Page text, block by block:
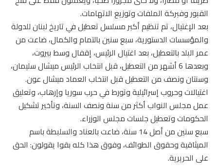
القبور وفبركة الملفات وتوزيع الاتهامات.
بعد الإغتيال، تم تنظيم أكبر مسلسل تعطيل في تاريخ لبنان للدولة
والمؤسسات الدستورية، سبع سنين بالتمام والكمال، ضاعت من
عمر البلد بالتعطيل، بعد اغتيال الرئيس، إقفال وسط بيروت،
وبعدها 6 أشهر من التعطيل، قبل انتخاب الرئيس ميشال سليمان،
وسنتان ونصف من التعطيل قبل انتخاب العماد ميشال عون.
اغتيالات وحروب إسرائيلية وتورط في حرب سوريا وإرهاب، وتعليق
عمل مجلس النواب أكثر من سنة ونصف السنة، وتأخير تشكيل
الحكومات وتعطيل جلسات مجلس الوزراء.
سبع سنين من أصل 14 سنة، ضاعت بالعناد والسلبطة باسم
الميثاقية وحقوق الطوائف، وفوق هذا كله بقوا يقولون: الحق
على الحريرية.